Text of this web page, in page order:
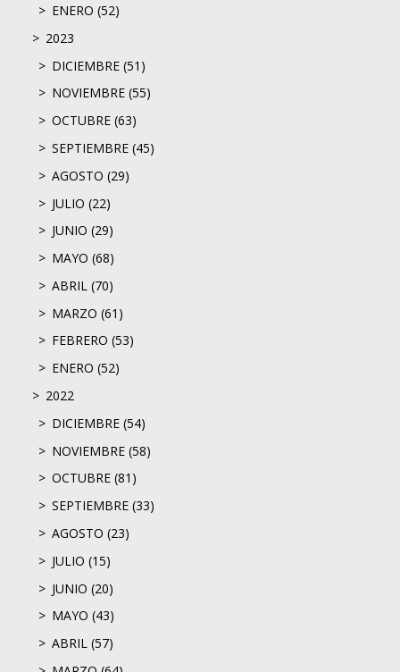
ENERO (52)
2023
DICIEMBRE (51)
NOVIEMBRE (55)
OCTUBRE (63)
SEPTIEMBRE (45)
AGOSTO (29)
JULIO (22)
JUNIO (29)
MAYO (68)
ABRIL (70)
MARZO (61)
FEBRERO (53)
ENERO (52)
2022
DICIEMBRE (54)
NOVIEMBRE (58)
OCTUBRE (81)
SEPTIEMBRE (33)
AGOSTO (23)
JULIO (15)
JUNIO (20)
MAYO (43)
ABRIL (57)